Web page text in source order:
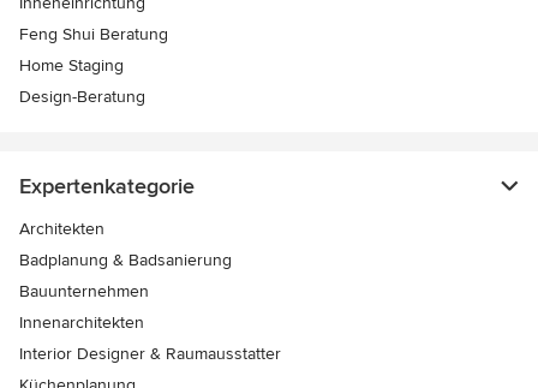
Feng Shui Beratung
Home Staging
Design-Beratung
Expertenkategorie
Architekten
Badplanung & Badsanierung
Bauunternehmen
Innenarchitekten
Interior Designer & Raumausstatter